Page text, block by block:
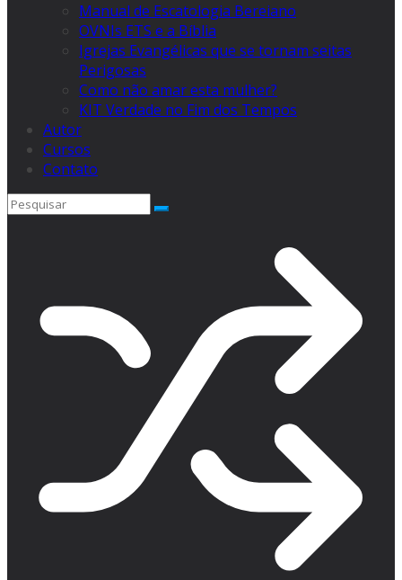
Manual de Escatologia Bereiano
OVNIs ETS e a Bíblia
Igrejas Evangélicas que se tornam seitas
Perigosas
Como não amar esta mulher?
KIT Verdade no Fim dos Tempos
Autor
Cursos
Contato